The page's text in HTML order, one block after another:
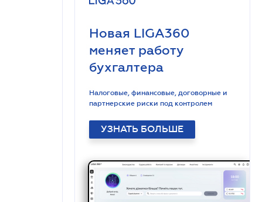
Новая LIGA360
меняет работу
бухгалтера
Налоговые, финансовые, договорные и
партнерские риски под контролем
УЗНАТЬ БОЛЬШЕ